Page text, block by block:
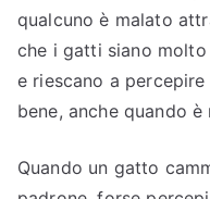
qualcuno è malato
che i gatti siano
e riescano a
bene, anche quando è
Quando un gatto